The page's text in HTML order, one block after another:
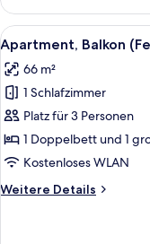
Terrasse
(Fridolin)
Alle
Fotos
für
Apartment,
Balkon
(Fewo
33)
18
Apartment, Balkon
66 m²
1 Schlafzimmer
Platz für 3 Personen
1 Doppelbett und 1
Kostenloses WLAN
Weitere Details
Weitere